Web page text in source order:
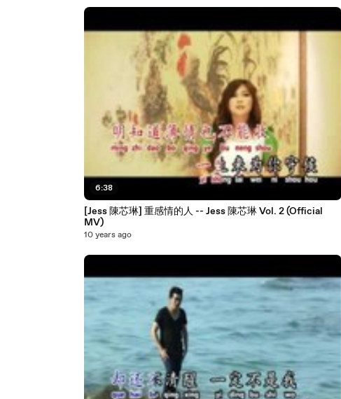
6:38
[Jess 陳芯琳] 重感情的人 -- Jess 陳芯琳 Vol. 2 (Official
MV)
10 years ago